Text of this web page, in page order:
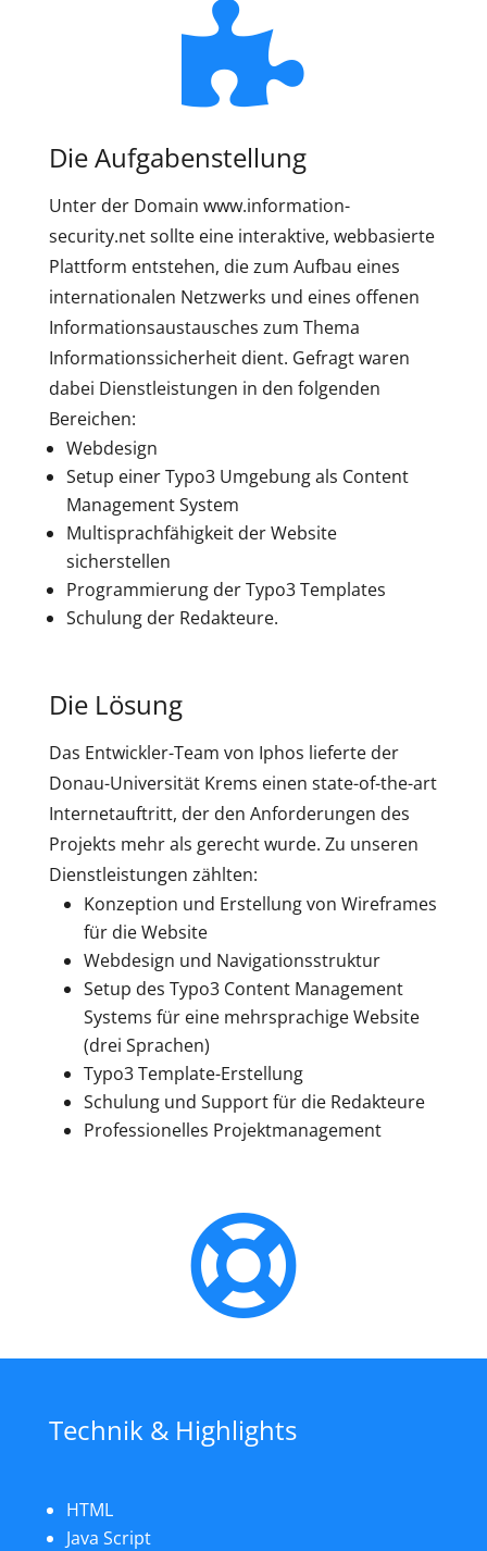
Die Aufgabenstellung
Unter der Domain www.information-
security.net sollte eine interaktive, webbasierte
Plattform entstehen, die zum Aufbau eines
internationalen Netzwerks und eines offenen
Informationsaustausches zum Thema
Informationssicherheit dient. Gefragt waren
dabei Dienstleistungen in den folgenden
Bereichen:
Webdesign
Setup einer Typo3 Umgebung als Content
Management System
Multisprachfähigkeit der Website
sicherstellen
Programmierung der Typo3 Templates
Schulung der Redakteure.
Die Lösung
Das Entwickler-Team von Iphos lieferte der
Donau-Universität Krems einen state-of-the-art
Internetauftritt, der den Anforderungen des
Projekts mehr als gerecht wurde. Zu unseren
Dienstleistungen zählten:
Konzeption und Erstellung von Wireframes
für die Website
Webdesign und Navigationsstruktur
Setup des Typo3 Content Management
Systems für eine mehrsprachige Website
(drei Sprachen)
Typo3 Template-Erstellung
Schulung und Support für die Redakteure
Professionelles Projektmanagement
Technik & Highlights
HTML
Java Script